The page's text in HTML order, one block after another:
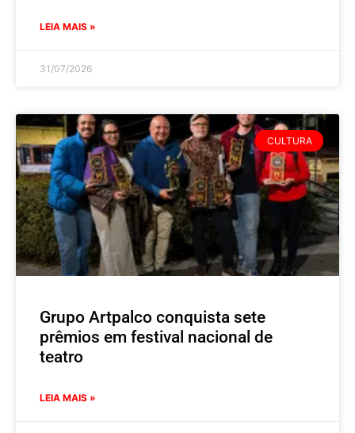
LEIA MAIS »
31/07/2026
CULTURA
Grupo Artpalco conquista sete
prêmios em festival nacional de
teatro
LEIA MAIS »